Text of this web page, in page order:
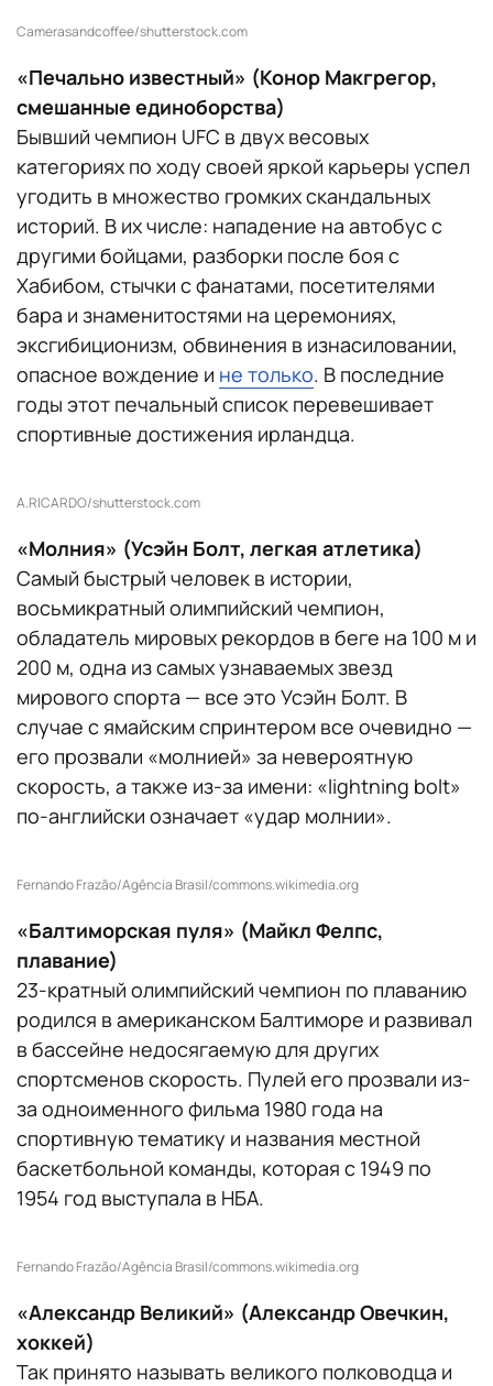
Camerasandcoffee/shutterstock.com
«Печально известный» (Конор Макгрегор,
смешанные единоборства)
Бывший чемпион UFC в двух весовых
категориях по ходу своей яркой карьеры успел
угодить в множество громких скандальных
историй. В их числе: нападение на автобус с
другими бойцами, разборки после боя с
Хабибом, стычки с фанатами, посетителями
бара и знаменитостями на церемониях,
эксгибиционизм, обвинения в изнасиловании,
опасное вождение и не только. В последние
годы этот печальный список перевешивает
спортивные достижения ирландца.
A.RICARDO/shutterstock.com
«Молния» (Усэйн Болт, легкая атлетика)
Самый быстрый человек в истории,
восьмикратный олимпийский чемпион,
обладатель мировых рекордов в беге на 100 м и
200 м, одна из самых узнаваемых звезд
мирового спорта — все это Усэйн Болт. В
случае с ямайским спринтером все очевидно —
его прозвали «молнией» за невероятную
скорость, а также из-за имени: «lightning bolt»
по-английски означает «удар молнии».
Fernando Frazão/Agência Brasil/commons.wikimedia.org
«Балтиморская пуля» (Майкл Фелпс,
плавание)
23-кратный олимпийский чемпион по плаванию
родился в американском Балтиморе и развивал
в бассейне недосягаемую для других
спортсменов скорость. Пулей его прозвали из-
за одноименного фильма 1980 года на
спортивную тематику и названия местной
баскетбольной команды, которая с 1949 по
1954 год выступала в НБА.
Fernando Frazão/Agência Brasil/commons.wikimedia.org
«Александр Великий» (Александр Овечкин,
хоккей)
Так принято называть великого полководца и